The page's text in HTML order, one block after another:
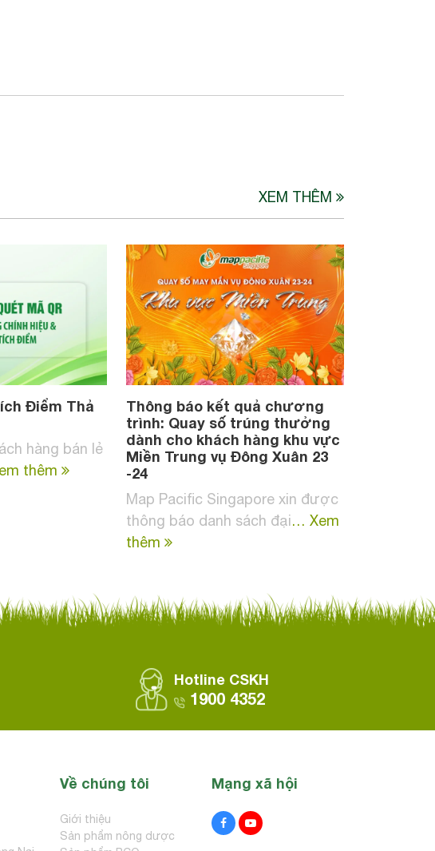
XEM THÊM
Điểm Thả
hàng bán lẻ
thêm
Thông báo kết quả chương
trình: Quay số trúng thưởng
dành cho khách hàng khu vực
Miền Trung vụ Đông Xuân 23
-24
Map Pacific Singapore xin được
thông báo danh sách đại… Xem
thêm
Hotline CSKH
1900 4352
Về chúng tôi
Giới thiệu
Sản phẩm nông dược
Mạng xã hội